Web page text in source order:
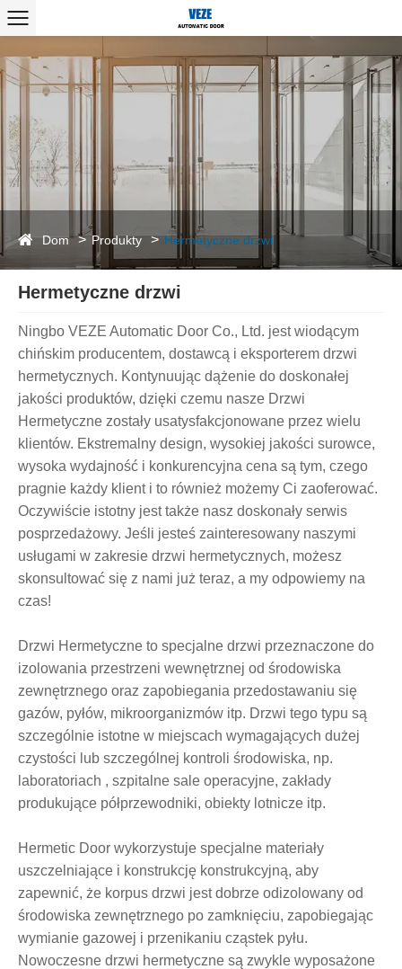
Dom Produkty Hermetyczne drzwi
Hermetyczne drzwi
Ningbo VEZE Automatic Door Co., Ltd. jest wiodącym
chińskim producentem, dostawcą i eksporterem drzwi
hermetycznych. Kontynuując dążenie do doskonałej
jakości produktów, dzięki czemu nasze Drzwi
Hermetyczne zostały usatysfakcjonowane przez wielu
klientów. Ekstremalny design, wysokiej jakości surowce,
wysoka wydajność i konkurencyjna cena są tym, czego
pragnie każdy klient i to również możemy Ci zaoferować.
Oczywiście istotny jest także nasz doskonały serwis
posprzedażowy. Jeśli jesteś zainteresowany naszymi
usługami w zakresie drzwi hermetycznych, możesz
skonsultować się z nami już teraz, a my odpowiemy na
czas!
Drzwi Hermetyczne to specjalne drzwi przeznaczone do
izolowania przestrzeni wewnętrznej od środowiska
zewnętrznego oraz zapobiegania przedostawaniu się
gazów, pyłów, mikroorganizmów itp. Drzwi tego typu są
szczególnie istotne w miejscach wymagających dużej
czystości lub szczególnej kontroli środowiska, np.
laboratoriach , szpitalne sale operacyjne, zakłady
produkujące półprzewodniki, obiekty lotnicze itp.
Hermetic Door wykorzystuje specjalne materiały
uszczelniające i konstrukcję konstrukcyjną, aby
zapewnić, że korpus drzwi jest dobrze odizolowany od
środowiska zewnętrznego po zamknięciu, zapobiegając
wymianie gazowej i przenikaniu cząstek pyłu.
Nowoczesne drzwi hermetyczne są zwykle wyposażone